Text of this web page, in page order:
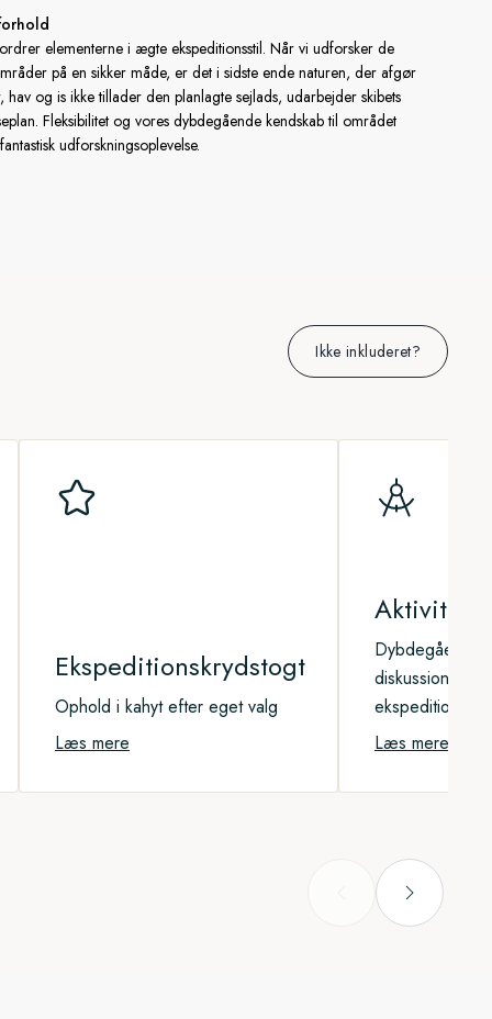
elementerne i ægte ekspeditionsstil. Når vi udforsker de
på en sikker måde, er det i sidste ende naturen, der afgør
og is ikke tillader den planlagte sejlads, udarbejder skibets
Fleksibilitet og vores dybdegående kendskab til området
udforskningsoplevelse.
Ikke inkluderet?
Ekspeditionskrydstogt
Ophold i kahyt efter eget valg
Læs mere
Dybdegående
diskussioner,
Læs mere